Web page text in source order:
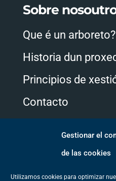
Gestionar el
de las cookies
Utilizamos cookies para optimizar
Sobre
Que é un arboreto?
Historia dun
Principios de
Contacto
Síganos